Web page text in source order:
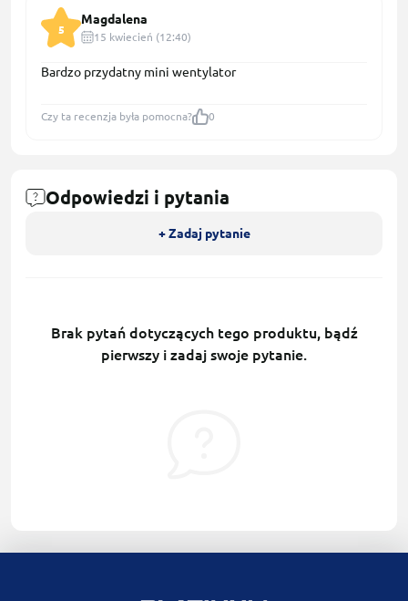
5
Magdalena
15 kwiecień (12:40)
Bardzo przydatny mini wentylator
Czy ta recenzja była pomocna? 0
Odpowiedzi i pytania
+ Zadaj pytanie
Brak pytań dotyczących tego produktu, bądź
pierwszy i zadaj swoje pytanie.